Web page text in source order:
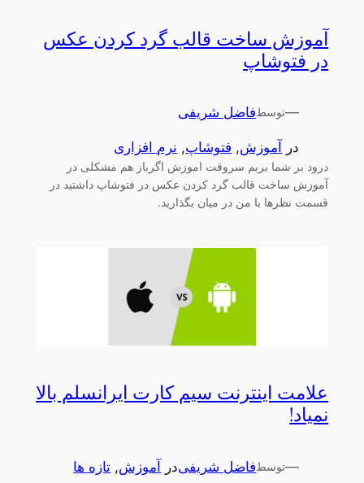
آموزش ساخت قالب گرد کردن عکس
در فتوشاپ
—توسطفاضل شریفی
در آموزش, فتوشاپ, نرم افزاری
درود بر شما بریم سروقت اموزش اگرباز هم مشکلی در
آموزش ساخت قالب گرد کردن عکس در فتوشاپ داشتید در
قسمت نظرها با من در میان بگذارید.
علامت اینترنت سیم کارت ایرانسلم بالا
نمیاد!
—توسطفاضل شریفیدر آموزش, تازه ها